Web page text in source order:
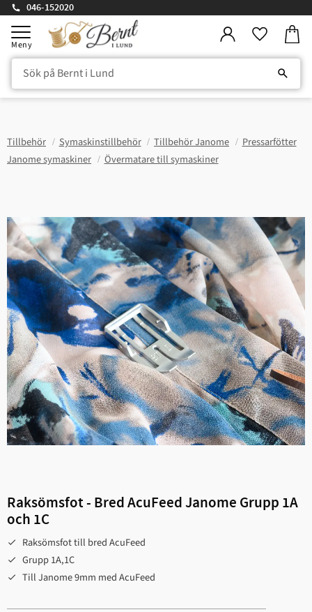
Meny
046-152020
Tillbehör Symaskinstillbehör Tillbehör Janome
Pressarfötter
Janome symaskiner
Övermatare till symaskiner
Raksömsfot - Bred AcuFeed Janome Grupp 1A
och 1C
Raksömsfot till bred AcuFeed
Grupp 1A,1C
Till Janome 9mm med AcuFeed